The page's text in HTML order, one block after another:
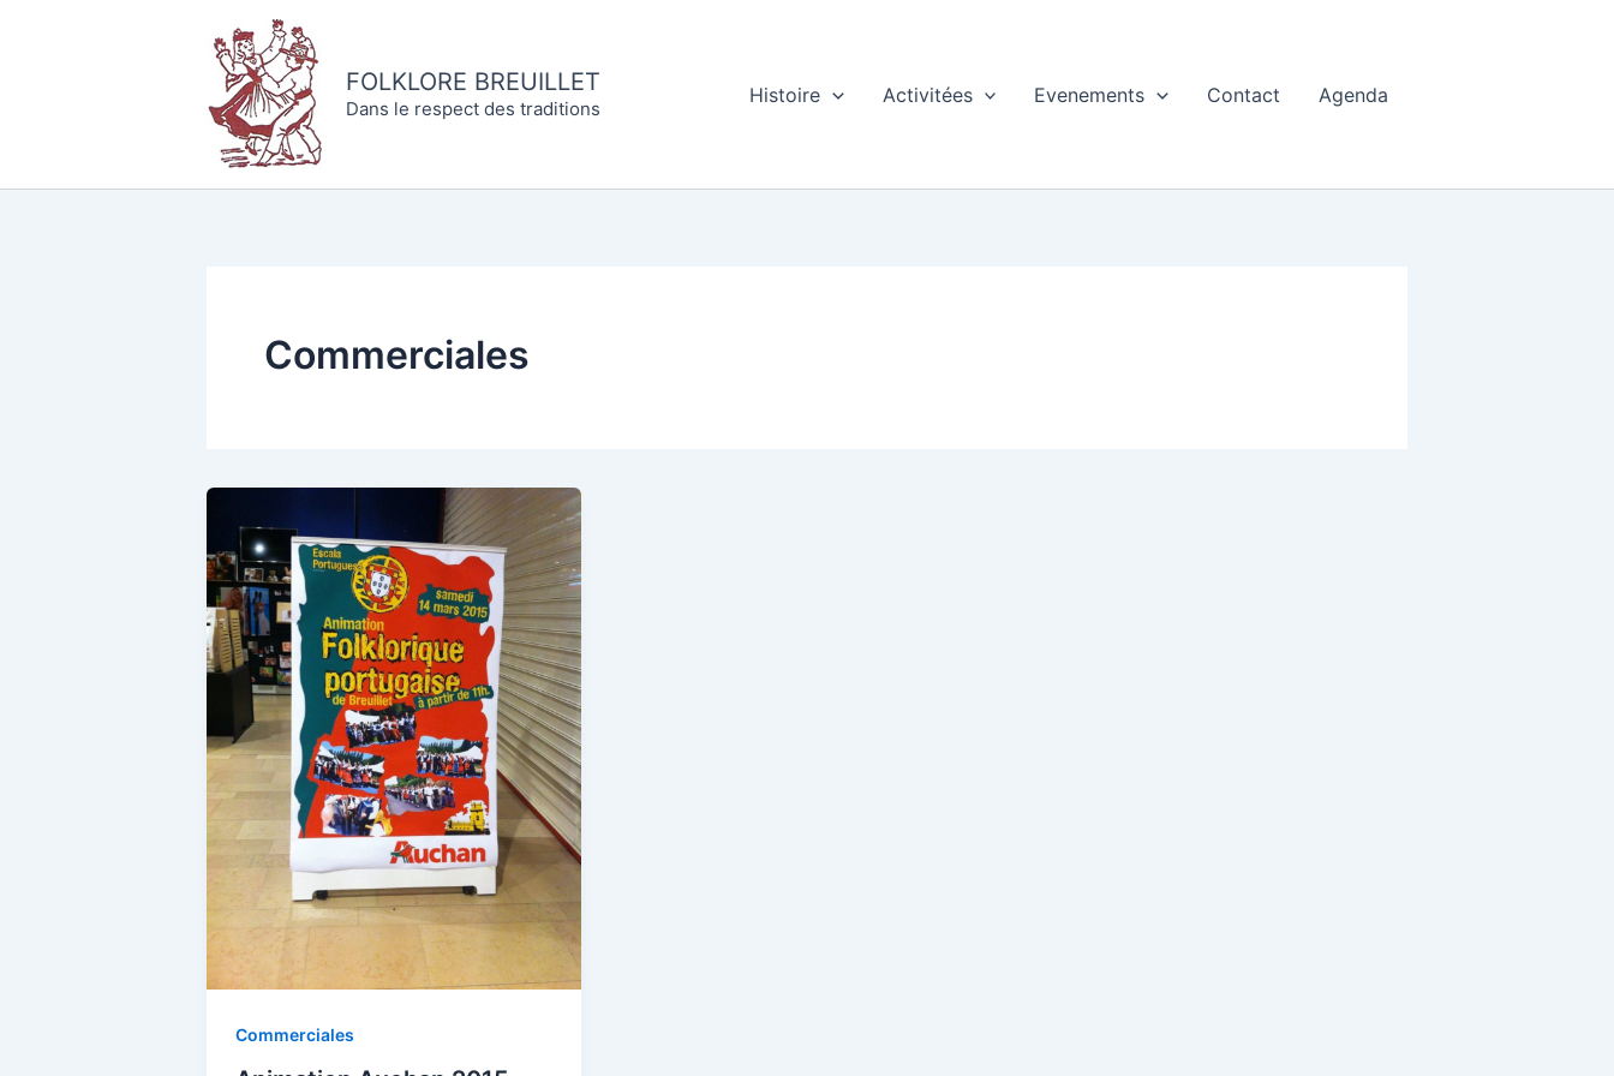
FOLKLORE BREUILLET
Dans le respect des traditions
Histoire Activitées Evenements Contact Agenda
Commerciales
Commerciales